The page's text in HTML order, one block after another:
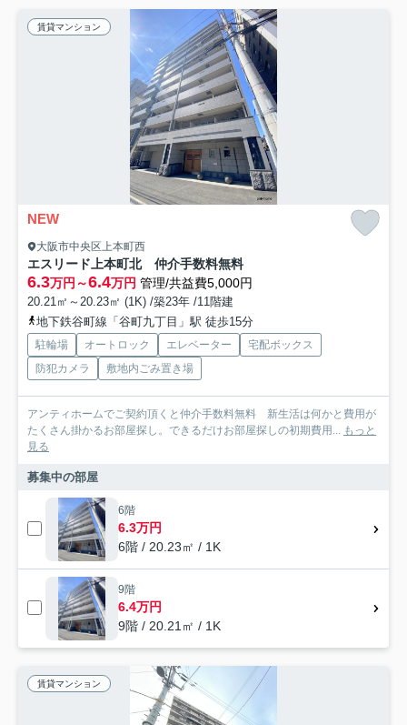
賃貸マンション
NEW
大阪市中央区上本町西
エスリード上本町北 仲介手数料無料
6.3万円～6.4万円 管理/共益費5,000円
20.21㎡～20.23㎡ (1K) /築23年 /11階建
地下鉄谷町線「谷町九丁目」駅 徒歩15分
駐輪場 オートロック エレベーター
宅配ボックス
防犯カメラ
敷地内ごみ置き場
アンティホームでご契約頂くと仲介手数料無料 新生活は何かと費用が
たくさん掛かるお部屋探し。できるだけお部屋探しの初期費用... もっと
見る
募集中の部屋
6階
6.3万円
6階 / 20.23㎡ / 1K
9階
6.4万円
9階 / 20.21㎡ / 1K
賃貸マンション